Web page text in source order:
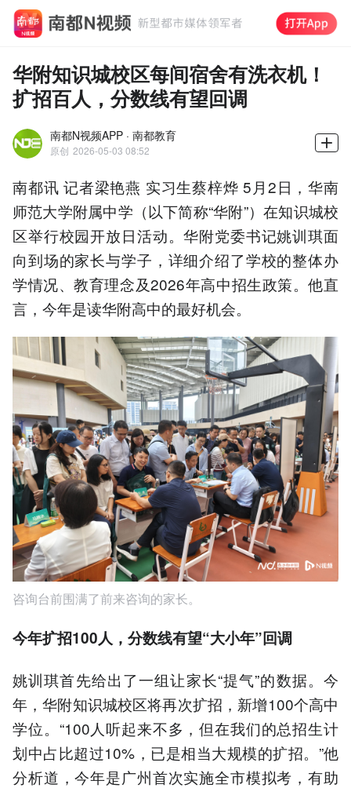
华附知识城校区每间宿舍有洗衣机！
扩招百人，分数线有望回调
南都N视频APP · 南都教育
原创 2026-05-03 08:52
南都讯 记者梁艳燕 实习生蔡梓烨 5月2日，华南
师范大学附属中学（以下简称“华附”）在知识城校
区举行校园开放日活动。华附党委书记姚训琪面
向到场的家长与学子，详细介绍了学校的整体办
学情况、教育理念及2026年高中招生政策。他直
言，今年是读华附高中的最好机会。
咨询台前围满了前来咨询的家长。
今年扩招100人，分数线有望“大小年”回调
姚训琪首先给出了一组让家长“提气”的数据。今
年，华附知识城校区将再次扩招，新增100个高中
学位。“100人听起来不多，但在我们的总招生计
划中占比超过10%，已是相当大规模的扩招。”他
分析道，今年是广州首次实施全市模拟考，有助